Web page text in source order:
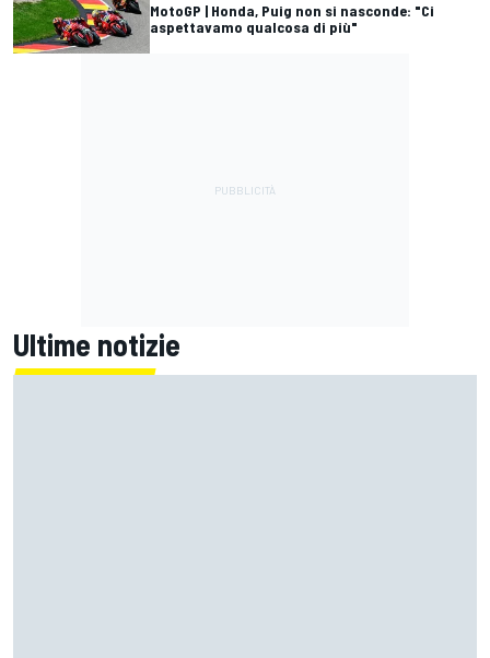
MotoGP | Honda, Puig non si nasconde: "Ci
aspettavamo qualcosa di più"
Ultime notizie